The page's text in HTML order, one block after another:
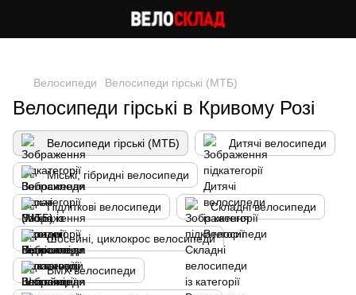
Велосипеди Велосипеди гірські (МТБ)
Велосипеди гірські в Кривому Розі
Велосипеди гірські (МТБ) Дитячі велосипеди
Міські, гібридні велосипеди
Підліткові велосипеди Складні велосипеди
Шосейні, циклокрос велосипеди
BMX велосипеди